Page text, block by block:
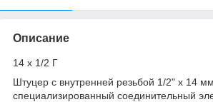
Описание
14 х 1/2 Г
Штуцер с внутренней резьбой 1/2" х 14
специализированный соединительный